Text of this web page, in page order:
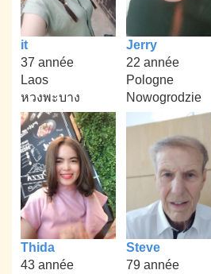
it
37 année
Laos
หวงพะบาง
Jerry
22 année
Pologne
Nowogrodzie
Thida
43 année
Steve
79 année